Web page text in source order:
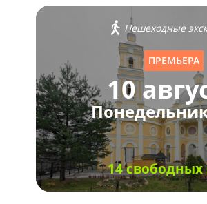
Пешеходные
ПРЕМЬЕРА
10
14 свободных